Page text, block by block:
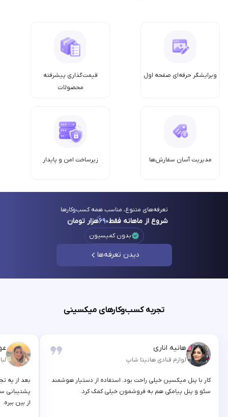
ویرایشگر حرفه‌ای صفحه اول
قیمت‌گذاری پیشرفته
محصولات
مدیریت آسان سفارش‌ها زیرساخت امن‌ و پایدار
تعرفه‌های متنوع، مناسب همه کسب‌وکارها
شروع از ماهانه فقط۶۹۰هزار تومان
بدون کمیسیون
دیدن تعرفه‌ها
تجربه کسب‌وکارهای میکسینی
هانیه اناری
لوازم قنادی هانیتا شاپ
کار با پنل میکسین خیلی راحت بود. استفاده از دستیار هوشمند
سئو و پنل پیامکی هم به فروشمون خیلی کمک کرد.
بعد از یه
پشتیبانی
از بین ببره.